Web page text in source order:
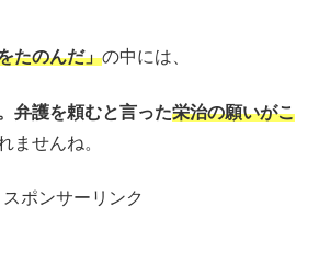
たのんだ」の中には、
弁護を頼むと言った栄治の願いがこ
ませんね。
スポンサーリンク